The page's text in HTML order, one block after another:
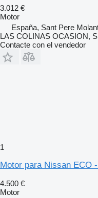
3.012 €
Motor
España, Sant Pere
LAS COLINAS OCASION,
Contacte con el vendedor
1
Motor para Nissan ECO
4.500 €
Motor